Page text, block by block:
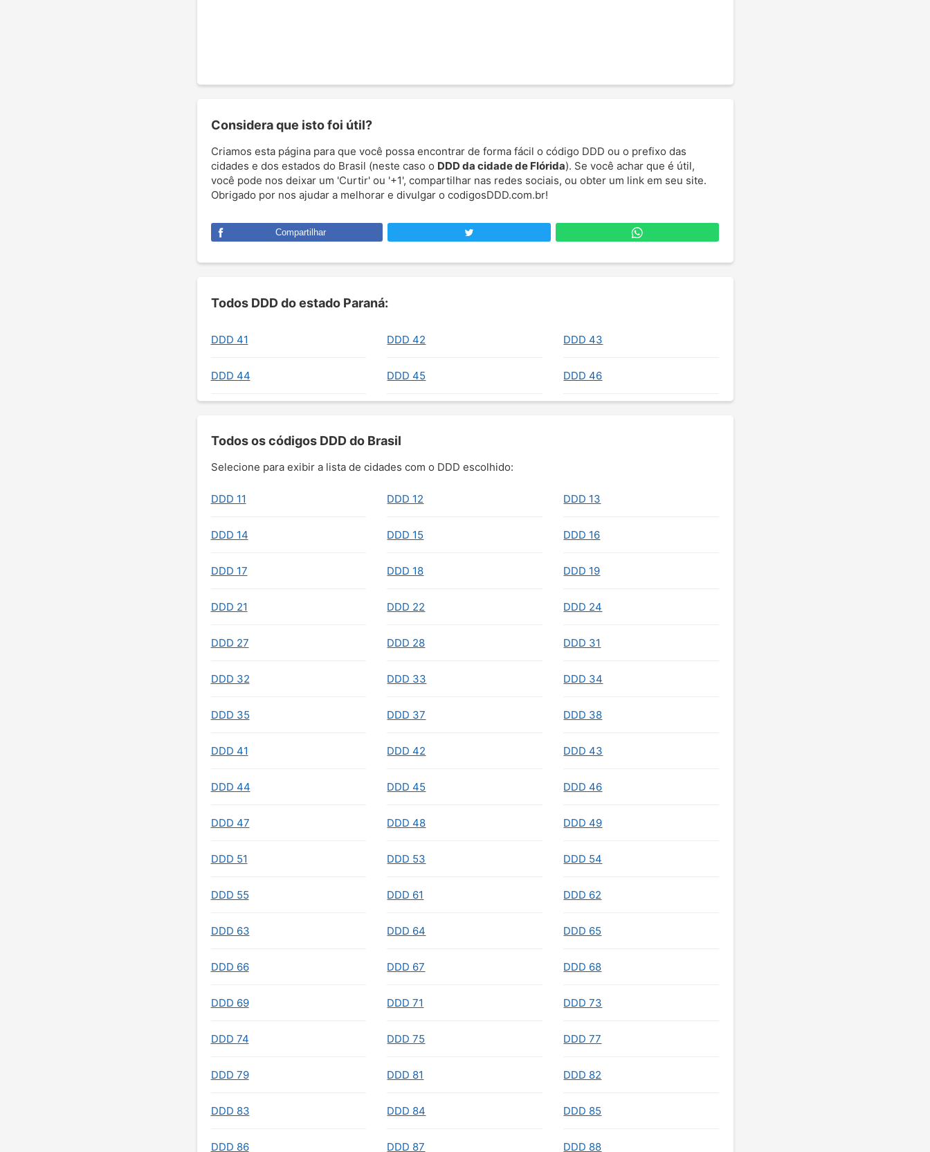
Considera que isto foi útil?
Criamos esta página para que você possa encontrar de forma fácil o código DDD ou o prefixo das
cidades e dos estados do Brasil (neste caso o DDD da cidade de Flórida). Se você achar que é útil,
você pode nos deixar um 'Curtir' ou '+1', compartilhar nas redes sociais, ou obter um link em seu site.
Obrigado por nos ajudar a melhorar e divulgar o codigosDDD.com.br!
Compartilhar
Todos DDD do estado Paraná:
DDD 41 DDD 42 DDD 43
DDD 44 DDD 45 DDD 46
Todos os códigos DDD do Brasil
Selecione para exibir a lista de cidades com o DDD escolhido:
DDD 11 DDD 12 DDD 13
DDD 14 DDD 15 DDD 16
DDD 17 DDD 18 DDD 19
DDD 21 DDD 22 DDD 24
DDD 27 DDD 28 DDD 31
DDD 32 DDD 33 DDD 34
DDD 35 DDD 37 DDD 38
DDD 41 DDD 42 DDD 43
DDD 44 DDD 45 DDD 46
DDD 47 DDD 48 DDD 49
DDD 51 DDD 53 DDD 54
DDD 55 DDD 61 DDD 62
DDD 63 DDD 64 DDD 65
DDD 66 DDD 67 DDD 68
DDD 69 DDD 71 DDD 73
DDD 74 DDD 75 DDD 77
DDD 79 DDD 81 DDD 82
DDD 83 DDD 84 DDD 85
DDD 86 DDD 87 DDD 88